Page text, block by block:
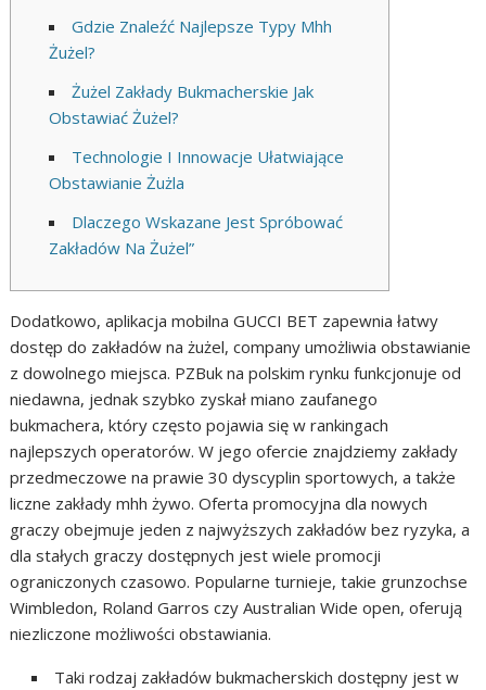
Gdzie Znaleźć Najlepsze Typy Mhh
Żużel?
Żużel Zakłady Bukmacherskie Jak
Obstawiać Żużel?
Technologie I Innowacje Ułatwiające
Obstawianie Żużla
Dlaczego Wskazane Jest Spróbować
Zakładów Na Żużel”
Dodatkowo, aplikacja mobilna GUCCI BET zapewnia łatwy
dostęp do zakładów na żużel, company umożliwia obstawianie
z dowolnego miejsca. PZBuk na polskim rynku funkcjonuje od
niedawna, jednak szybko zyskał miano zaufanego
bukmachera, który często pojawia się w rankingach
najlepszych operatorów. W jego ofercie znajdziemy zakłady
przedmeczowe na prawie 30 dyscyplin sportowych, a także
liczne zakłady mhh żywo. Oferta promocyjna dla nowych
graczy obejmuje jeden z najwyższych zakładów bez ryzyka, a
dla stałych graczy dostępnych jest wiele promocji
ograniczonych czasowo. Popularne turnieje, takie grunzochse
Wimbledon, Roland Garros czy Australian Wide open, oferują
niezliczone możliwości obstawiania.
Taki rodzaj zakładów bukmacherskich dostępny jest w